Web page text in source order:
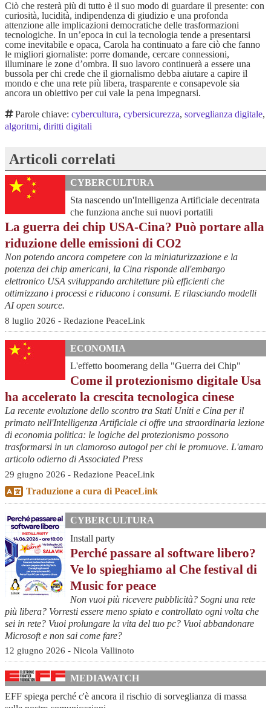
Ciò che resterà più di tutto è il suo modo di guardare il presente: con
curiosità, lucidità, indipendenza di giudizio e una profonda
attenzione alle implicazioni democratiche delle trasformazioni
tecnologiche. In un’epoca in cui la tecnologia tende a presentarsi
come inevitabile e opaca, Carola ha continuato a fare ciò che fanno
le migliori giornaliste: porre domande, cercare connessioni,
illuminare le zone d’ombra. Il suo lavoro continuerà a essere una
bussola per chi crede che il giornalismo debba aiutare a capire il
mondo e che una rete più libera, trasparente e consapevole sia
ancora un obiettivo per cui vale la pena impegnarsi.
Parole chiave:cybercultura,cybersicurezza,sorveglianza digitale,
algoritmi, diritti digitali
Articoli correlati
CYBERCULTURA
Sta nascendo un'Intelligenza Artificiale decentrata
che funziona anche sui nuovi portatili
La guerra dei chip USA-Cina? Può portare alla
riduzione delle emissioni di CO2
Non potendo ancora competere con la miniaturizzazione e la
potenza dei chip americani, la Cina risponde all'embargo
elettronico USA sviluppando architetture più efficienti che
ottimizzano i processi e riducono i consumi. E rilasciando modelli
AI open source.
8 luglio 2026 - Redazione PeaceLink
ECONOMIA
L'effetto boomerang della "Guerra dei Chip"
Come il protezionismo digitale Usa
ha accelerato la crescita tecnologica cinese
La recente evoluzione dello scontro tra Stati Uniti e Cina per il
primato nell'Intelligenza Artificiale ci offre una straordinaria lezione
di economia politica: le logiche del protezionismo possono
trasformarsi in un clamoroso autogol per chi le promuove. L'amaro
articolo odierno di Associated Press
29 giugno 2026 - Redazione PeaceLink
Traduzione a cura di PeaceLink
CYBERCULTURA
Install party
Perché passare al software libero?
Ve lo spieghiamo al Che festival di
Music for peace
Non vuoi più ricevere pubblicità? Sogni una rete
più libera? Vorresti essere meno spiato e controllato ogni volta che
sei in rete? Vuoi prolungare la vita del tuo pc? Vuoi abbandonare
Microsoft e non sai come fare?
12 giugno 2026 - Nicola Vallinoto
MEDIAWATCH
EFF spiega perché c'è ancora il rischio di sorveglianza di massa